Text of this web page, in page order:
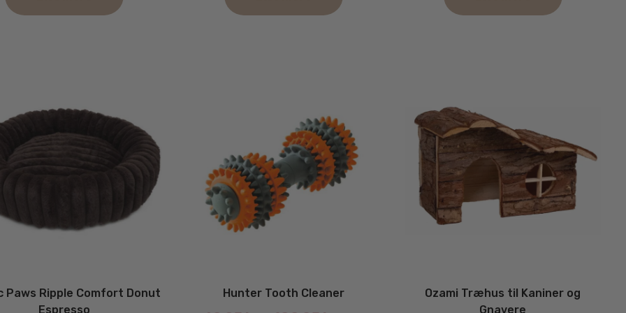
vælges
varesiden
varianter.
Mulighederne
kan
vælges
varesiden
Paws Ripple Comfort Donut
Espresso
Hunter Tooth Cleaner
Ozami Træhus til Kaniner og
Gnavere